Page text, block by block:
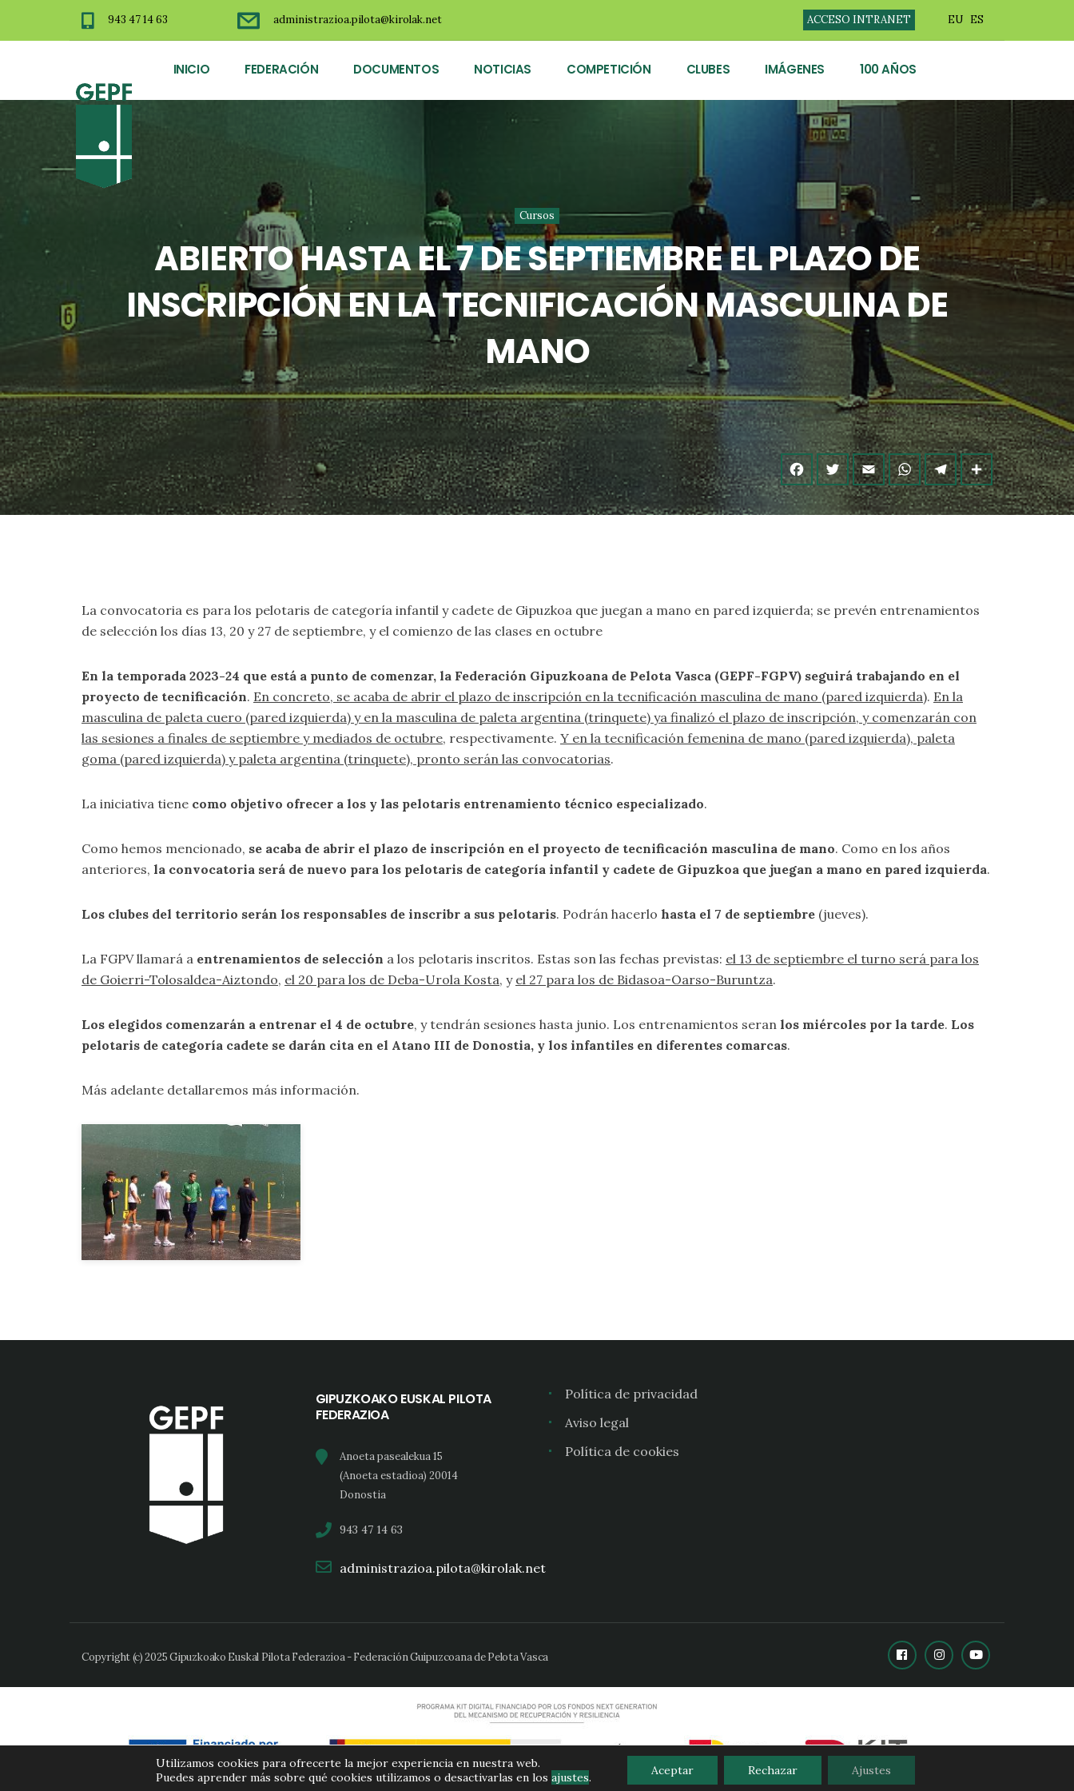
943 47 14 63 administrazioa.pilota@kirolak.net ACCESO INTRANET EU ES
INICIO FEDERACIÓN DOCUMENTOS NOTICIAS COMPETICIÓN CLUBES IMÁGENES 100 AÑOS
Cursos
ABIERTO HASTA EL 7 DE SEPTIEMBRE EL PLAZO DE
INSCRIPCIÓN EN LA TECNIFICACIÓN MASCULINA DE
MANO
La convocatoria es para los pelotaris de categoría infantil y cadete de Gipuzkoa que juegan a mano en pared izquierda; se prevén entrenamientos
de selección los días 13, 20 y 27 de septiembre, y el comienzo de las clases en octubre
En la temporada 2023-24 que está a punto de comenzar, la Federación Gipuzkoana de Pelota Vasca (GEPF-FGPV) seguirá trabajando en el
proyecto de tecnificación. En concreto, se acaba de abrir el plazo de inscripción en la tecnificación masculina de mano (pared izquierda). En la
masculina de paleta cuero (pared izquierda) y en la masculina de paleta argentina (trinquete) ya finalizó el plazo de inscripción, y comenzarán con
las sesiones a finales de septiembre y mediados de octubre, respectivamente. Y en la tecnificación femenina de mano (pared izquierda), paleta
goma (pared izquierda) y paleta argentina (trinquete), pronto serán las convocatorias.
La iniciativa tiene como objetivo ofrecer a los y las pelotaris entrenamiento técnico especializado.
Como hemos mencionado, se acaba de abrir el plazo de inscripción en el proyecto de tecnificación masculina de mano. Como en los años
anteriores, la convocatoria será de nuevo para los pelotaris de categoría infantil y cadete de Gipuzkoa que juegan a mano en pared izquierda.
Los clubes del territorio serán los responsables de inscribr a sus pelotaris. Podrán hacerlo hasta el 7 de septiembre (jueves).
La FGPV llamará a entrenamientos de selección a los pelotaris inscritos. Estas son las fechas previstas: el 13 de septiembre el turno será para los
de Goierri-Tolosaldea-Aiztondo, el 20 para los de Deba-Urola Kosta, y el 27 para los de Bidasoa-Oarso-Buruntza.
Los elegidos comenzarán a entrenar el 4 de octubre, y tendrán sesiones hasta junio. Los entrenamientos seran los miércoles por la tarde. Los
pelotaris de categoría cadete se darán cita en el Atano III de Donostia, y los infantiles en diferentes comarcas.
Más adelante detallaremos más información.
GIPUZKOAKO EUSKAL PILOTA
FEDERAZIOA
Anoeta pasealekua 15
(Anoeta estadioa) 20014
Donostia
943 47 14 63
administrazioa.pilota@kirolak.net
Política de privacidad
Aviso legal
Política de cookies
Copyright (c) 2025 Gipuzkoako Euskal Pilota Federazioa - Federación Guipuzcoana de Pelota Vasca
Utilizamos cookies para ofrecerte la mejor experiencia en nuestra web.
Puedes aprender más sobre qué cookies utilizamos o desactivarlas en losajustes. Aceptar Rechazar Ajustes